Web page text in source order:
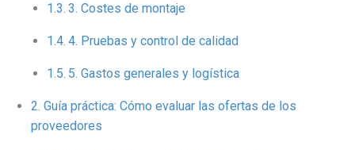
3. Costes de montaje
4. Pruebas y control de calidad
5. Gastos generales y logística
Guía práctica: Cómo evaluar las ofertas de los
proveedores